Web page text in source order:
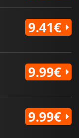
9.41€
9.99€
9.99€